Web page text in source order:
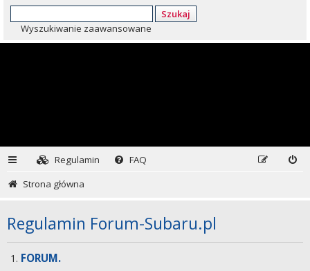
Szukaj
Wyszukiwanie zaawansowane
Regulamin
FAQ
Strona główna
Regulamin Forum-Subaru.pl
FORUM.